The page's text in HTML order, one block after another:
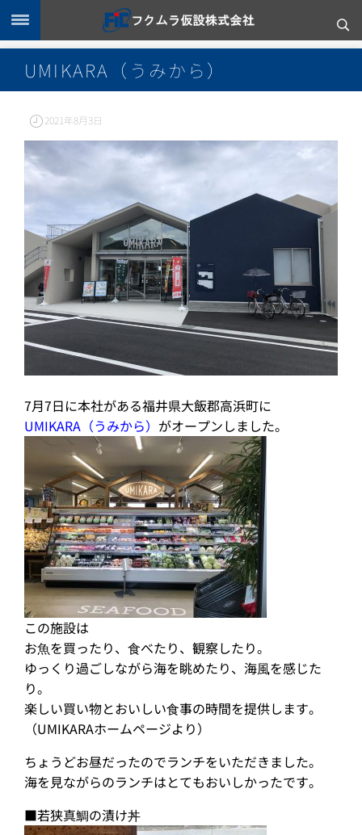
UMIKARA（うみから）
2021年8月3日
7月7日に本社がある福井県大飯郡高浜町に
UMIKARA（うみから） がオープンしました。
この施設は
お⿂を買ったり、⾷べたり、観察したり。
ゆっくり過ごしながら海を眺めたり、海⾵を感じた
り。
楽しい買い物とおいしい⾷事の時間を提供します。
（UMIKARAホームページより）
ちょうどお昼だったのでランチをいただきました。
海を見ながらのランチはとてもおいしかったです。
■若狭真鯛の漬け丼